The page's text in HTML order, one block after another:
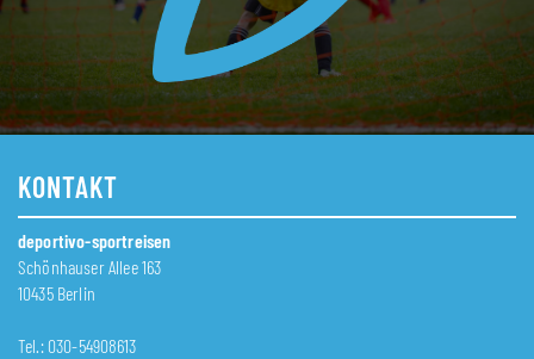
KONTAKT
deportivo-sportreisen
Schönhauser Allee 163
10435 Berlin
Tel.: 030-54908613